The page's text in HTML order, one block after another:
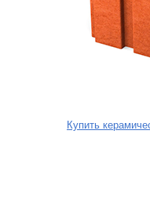
Купить